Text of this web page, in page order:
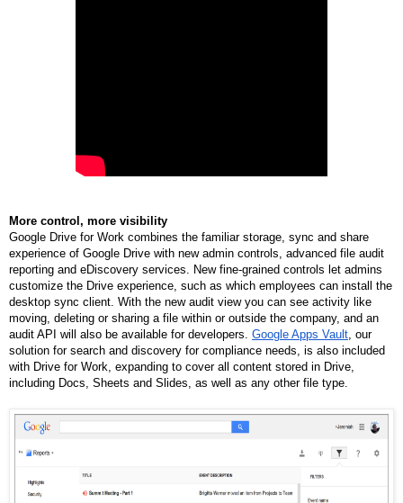
More control, more visibility
Google Drive for Work combines the familiar storage, sync and share
experience of Google Drive with new admin controls, advanced file audit
reporting and eDiscovery services. New fine-grained controls let admins
customize the Drive experience, such as which employees can install the
desktop sync client. With the new audit view you can see activity like
moving, deleting or sharing a file within or outside the company, and an
audit API will also be available for developers. Google Apps Vault , our
solution for search and discovery for compliance needs, is also included
with Drive for Work, expanding to cover all content stored in Drive,
including Docs, Sheets and Slides, as well as any other file type.